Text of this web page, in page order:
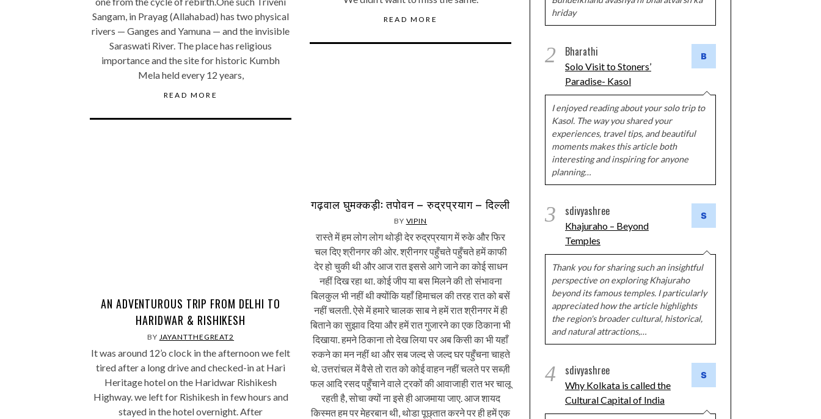
Sangam, in Prayag (Allahabad) has two physical
rivers — Ganges and Yamuna — and the invisible
Saraswati River. The place has religious
importance and the site for historic Kumbh
Mela held every 12 years,
READ MORE
READ MORE
गढ़वाल घुमक्कड़ी: तपोवन – रुद्रप्रयाग – दिल्ली
BY VIPIN
रास्ते में हम लोग लोग थोड़ी देर रुद्रप्रयाग में रुके और फिर
चल दिए श्रीनगर की ओर. श्रीनगर पहुँचते पहुँचते हमें काफी
देर हो चुकी थी और आज रात इससे आगे जाने का कोई साधन
नहीं दिख रहा था. कोई जीप या बस मिलने की तो संभावना
बिलकुल भी नहीं थी क्योंकि यहाँ हिमाचल की तरह रात को बसें
नहीं चलती. ऐसे में हमारे चालक साब ने हमें रात श्रीनगर में ही
बिताने का सुझाव दिया और हमें रात गुजारने का एक ठिकाना भी
दिखाया. हमने ठिकाना तो देख लिया पर अब किसी का भी यहाँ
रुकने का मन नहीं था और सब जल्द से जल्द घर पहुँचना चाहते
थे. उत्तरांचल में वैसे तो रात को कोई वाहन नहीं चलते पर सब्ज़ी
फल आदि रसद पहुँचाने वाले ट्रकों की आवाजाही रात भर चालू
रहती है, सोचा क्यों ना इसे ही आजमाया जाए. आज शायद
किस्मत हम पर मेहरबान थी, थोडा पूछ्तात करने पर ही हमें एक
AN ADVENTUROUS TRIP FROM DELHI TO
HARIDWAR & RISHIKESH
BY JAYANTTHEGREAT2
It was around 12’o clock in the afternoon we felt
tired after a long drive and checked-in at Hari
Heritage hotel on the Haridwar Rishikesh
Highway. we left for Rishikesh in few hours and
stayed in the hotel overnight. After
hriday
2 Bharathi
Solo Visit to Stoners’
Paradise- Kasol
I enjoyed reading about your solo trip to
Kasol. The way you shared your
experiences, travel tips, and beautiful
moments makes this article both
interesting and inspiring for anyone
planning…
3 sdivyashree
Khajuraho – Beyond
Temples
Thank you for sharing such an insightful
perspective on exploring Khajuraho
beyond its famous temples. I particularly
appreciated how the article highlights
the region's broader cultural, historical,
and natural attractions,…
4 sdivyashree
Why Kolkata is called the
Cultural Capital of India